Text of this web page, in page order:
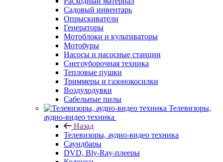
Садовый инвентарь
Опрыскиватели
Генераторы
Мотоблоки и культиваторы
Мотобуры
Насосы и насосные станции
Снегоуборочная техника
Тепловые пушки
Триммеры и газонокосилки
Воздуходувки
Сабельные пилы
Телевизоры,
аудио-видео техника
Назад
Телевизоры, аудио-видео техника
Саундбары
DVD, Bly-Ray-плееры